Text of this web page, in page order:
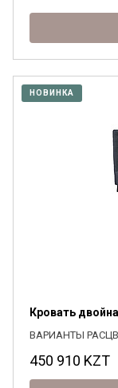
Я
НОВИНКА
Кровать
ВАРИАНТЫ
450 910 KZT